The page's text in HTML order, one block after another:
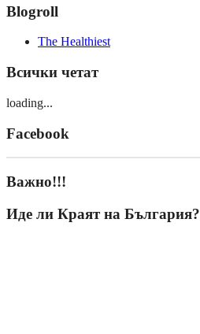
Blogroll
The Healthiest
Всички четат
loading...
Facebook
Важно!!!
Иде ли Краят на България?